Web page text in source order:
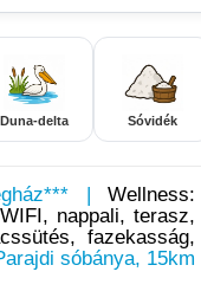
Duna-delta Sóvidék
|Wellness:
nappali, terasz,
fazekasság,
sóbánya, 15km